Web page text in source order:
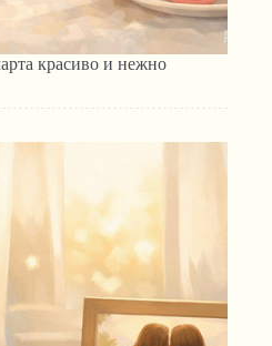
красиво и нежно